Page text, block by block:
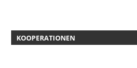
KOOPERATIONEN